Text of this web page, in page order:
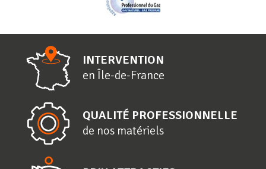
INTERVENTION
en Île-de-France
QUALITÉ PROFESSIONNELLE
de nos matériels